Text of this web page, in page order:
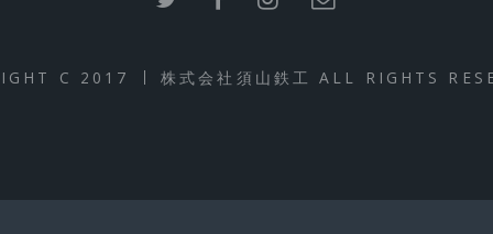
C 2017 株式会社須山鉄工 ALL RIGHTS